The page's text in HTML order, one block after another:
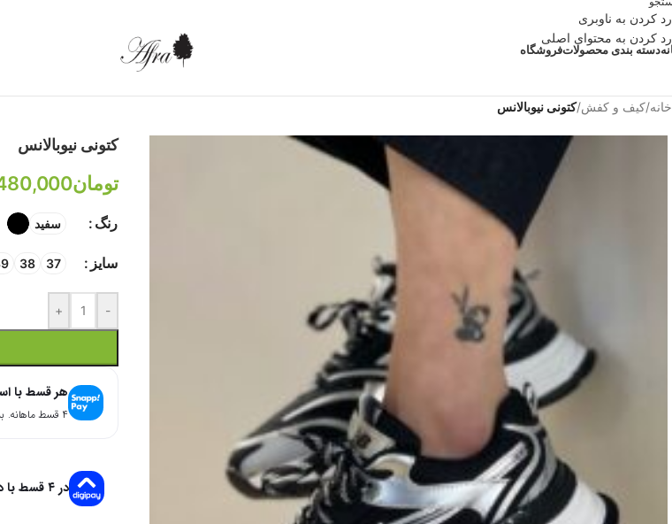
رد کردن به ناوبری
رد کردن به محتوای اصلی
دسته بندی محصولاتفروشگاه
خانه/کیف و کفش/کتونی نیوبالانس
کتونی نیوبالانس
تومان
رنگ سفید
سایز 37
38
-
+
هر قسط با
۴ قسط ماهانه. بدون سود، چک و ضامن.
در ۴ قسط با دیجی‌پی